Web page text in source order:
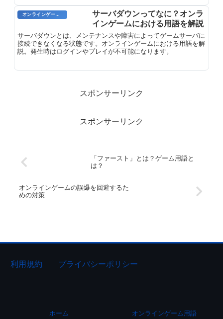
オンラインゲーム用語
サーバダウンってなに？オンラ
インゲームにおける用語を解説
サーバダウンとは、メンテナンスや障害によってゲームサーバに
接続できなくなる状態です。オンラインゲームにおける用語を解
説。発生時はログインやプレイが不可能になります。
スポンサーリンク
スポンサーリンク
「ファースト」とは？ゲーム用語と
は？
オンラインゲームの誤爆を回避するた
めの対策
利用規約 プライバシーポリシー
ホーム オンラインゲーム用語